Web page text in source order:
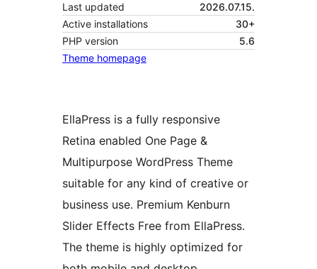
Last updated
2026.07.15.
Active installations
30+
PHP version
5.6
Theme homepage
EllaPress is a fully responsive
Retina enabled One Page &
Multipurpose WordPress Theme
suitable for any kind of creative or
business use. Premium Kenburn
Slider Effects Free from EllaPress.
The theme is highly optimized for